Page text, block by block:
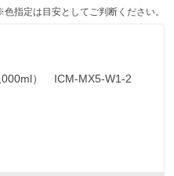
指定は目安としてご判断ください。
） ICM-MX5-W1-2